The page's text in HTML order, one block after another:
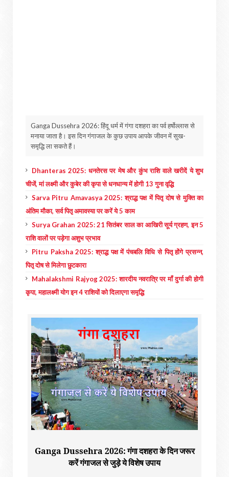
Ganga Dussehra 2026: हिंदू धर्म में गंगा दशहरा का पर्व हर्षोल्लास से
मनाया जाता है। इस दिन गंगाजल के कुछ उपाय आपके जीवन में सुख-
समृद्धि ला सकते हैं।
Dhanteras 2025: धनतेरस पर मेष और कुंभ राशि वाले खरीदें ये शुभ
चीजें, मां लक्ष्मी और कुबेर की कृपा से धनधान्य में होगी 13 गुना वृद्धि
Sarva Pitru Amavasya 2025: श्राद्ध पक्ष में पितृ दोष से मुक्ति का
अंतिम मौका, सर्व पितृ अमावस्या पर करें ये 5 काम
Surya Grahan 2025: 21 सितंबर साल का आखिरी सूर्य ग्रहण, इन 5
राशि वालों पर पड़ेगा अशुभ प्रभाव
Pitru Paksha 2025: श्राद्ध पक्ष में पंचबलि विधि से पितृ होंगे प्रसन्न,
पितृ दोष से मिलेगा छुटकारा
Mahalakshmi Rajyog 2025: शारदीय नवरात्रि पर माँ दुर्गा की होगी
कृपा, महालक्ष्मी योग इन 4 राशियों को दिलाएगा समृद्धि
Ganga Dussehra 2026:गंगादशहराकेदिनजरूर
करेंगंगाजलसेजुड़ेयेविशेषउपाय